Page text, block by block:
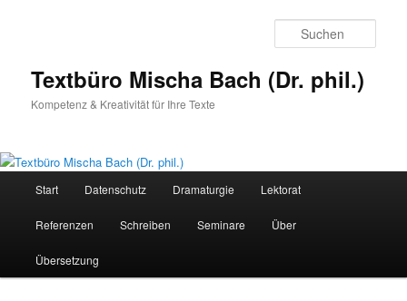
Textbüro Mischa Bach (Dr. phil.)
Kompetenz & Kreativität für Ihre Texte
Start Datenschutz Dramaturgie Lektorat
Referenzen Schreiben Seminare Über
Übersetzung